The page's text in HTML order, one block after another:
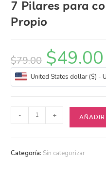
7 Pilares para
Propio
$79.00 $49.00
United States dollar ($) -
- + AÑADIR
Categoría: Sin categorizar